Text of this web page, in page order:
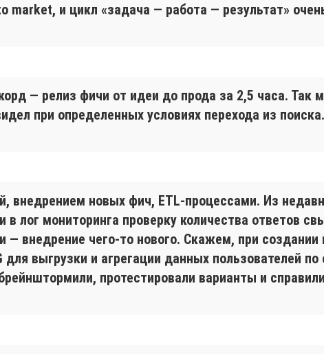
market, и цикл «задача — работа — результат»
— релиз фичи от идеи до прода за 2,5 часа. Так
при определенных условиях перехода из поиска.
внедрением новых фич, ETL-процессами. Из
в лог мониторинга проверку количества ответов
внедрение чего-то нового. Скажем, при
выгрузки и агрегации данных пользователей
протестировали варианты и